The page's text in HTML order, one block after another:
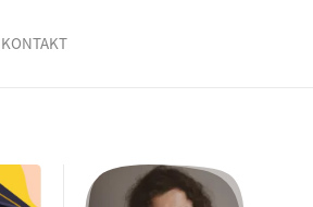
KONTAKT